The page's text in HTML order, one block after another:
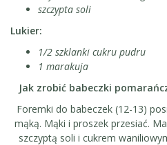
szczypta soli
Lukier:
1/2 szklanki cukru pudru
1 marakuja
Jak zrobić babeczki
Foremki do babeczek (12-13)
mąką. Mąki i proszek przesiać.
szczyptą soli i cukrem